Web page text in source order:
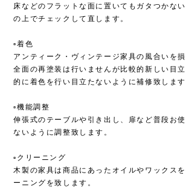
床などのフラットな面に置いてもガタつかな
の上でチェックして直します。
▫︎着色
アンティーク・ヴィンテージ家具の風合いを損
全面の再塗装は行いませんが比較的新しい目
的に着色を行い目立たないように補修致します
▫︎機能調整
伸張式のテーブルや引き出し、扉など普段お
ないように調整致します。
▫︎クリーニング
木製の家具は商品にあったオイルやワックス
ーニングを致します。